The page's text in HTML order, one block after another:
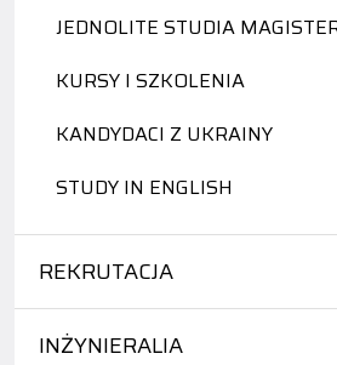
JEDNOLITE STUDIA
KURSY I SZKOLENIA
KANDYDACI Z UKRAINY
STUDY IN ENGLISH
REKRUTACJA
INŻYNIERALIA